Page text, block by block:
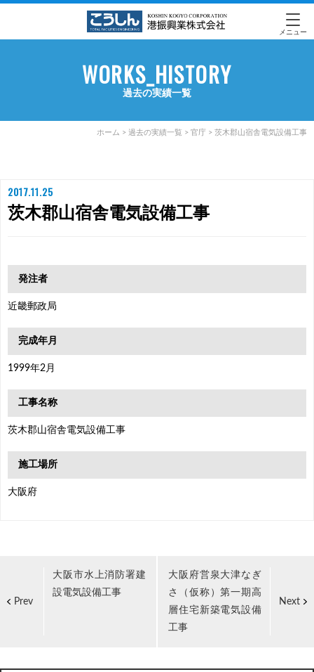
メニュー
WORKS_HISTORY
過去の実績一覧
ホーム > 過去の実績一覧 > 官庁 > 茨木郡山宿舎電気設備工事
2017.11.25
茨木郡山宿舎電気設備工事
発注者
近畿郵政局
完成年月
1999年2月
工事名称
茨木郡山宿舎電気設備工事
施工場所
大阪府
Prev
大阪市水上消防署建
設電気設備工事
Next
大阪府営泉大津なぎ
さ（仮称）第一期高
層住宅新築電気設備
工事